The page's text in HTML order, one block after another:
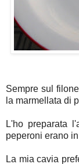
Sempre sul
la marmellata di
L'ho preparata
peperoni erano
La mia cavia